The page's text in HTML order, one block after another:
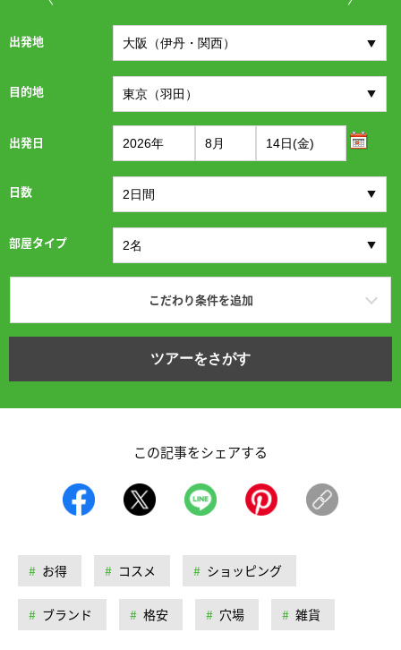
出発地
目的地
出発日
日数
部屋タイプ
こだわり条件を追加
ツアーをさがす
この記事をシェアする
お得 コスメ ショッピング
ブランド 格安 穴場 雑貨